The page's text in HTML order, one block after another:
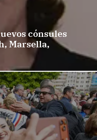
cónsules
Marsella,